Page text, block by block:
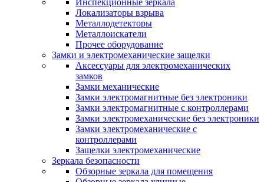
Инспекционные зеркала
Локализаторы взрыва
Металлодетекторы
Металлоискатели
Прочее оборудование
Замки и электромеханические защелки
Аксессуары для электромеханических
замков
Замки механические
Замки электромагнитные без электроники
Замки электромагнитные с контроллерами
Замки электромеханические без электроники
Замки электромеханические с
контроллерами
Защелки электромеханические
Зеркала безопасности
Обзорные зеркала для помещения